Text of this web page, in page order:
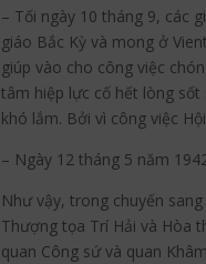
– Tối ngày 10 tháng 9, các
giáo Bắc Kỳ và mong ở
giúp vào cho công việc
tâm hiệp lực cố hết lòng
khó lắm. Bởi vì công việc
– Ngày 12 tháng 5 năm
Như vậy, trong chuyến
Thượng tọa Trí Hải và Hòa
quan Công sứ và quan